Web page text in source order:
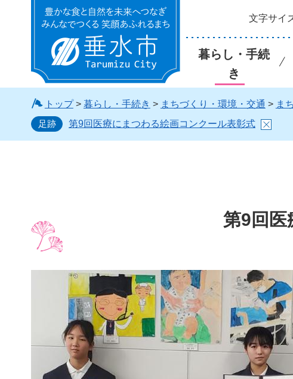
垂水市 文字サイ
暮らし・手続
き
トップ> 暮らし・手続き > まちづくり・環境・交通 > ま
足跡
第9回医療にまつわる絵画コンクール表彰式
第9回医